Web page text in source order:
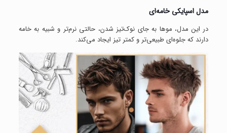
مدل اسپایکی خامه‌ای
در این مدل، موها به جای نوک‌تیز شدن، حالتی نرم‌تر و شبیه به خامه
دارند که جلوه‌ای طبیعی‌تر و کمتر تیز ایجاد می‌کند.